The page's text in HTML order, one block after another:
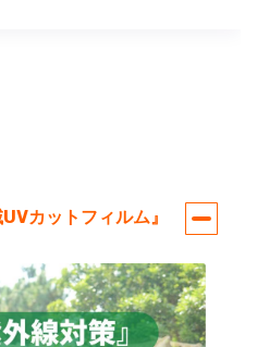
カットフィルム』